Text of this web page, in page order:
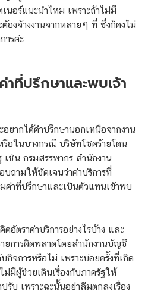
นอร์แนะนำไหม เพราะถ้าไม่มี
ต้องจ้างงานจากหลายๆ ที่ ซึ่งก็คงไม่
ารค่ะ
าที่ปรึกษาและพบเจ้า
อยากได้คำปรึกษานอกเหนือจากงาน
อในบางกรณี บริษัทโชคร้ายโดน
เช่น กรมสรรพากร สำนักงาน
บถามให้ชัดเจนว่าค่าบริการที่
ค่าที่ปรึกษาและเป็นตัวแทนเข้าพบ
อัตราค่าบริการอย่างไรบ้าง และ
ยการผิดพลาดโดยสำนักงานบัญชี
กิจการหรือไม่ เพราะบ่อยครั้งที่เกิด
มีผู้ช่วยเดินเรื่องกับภาครัฐให้
รับ เพราะฉะนั้นอย่าลืมตกลงเรื่อง